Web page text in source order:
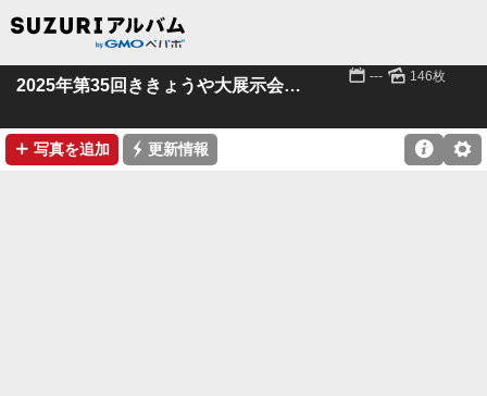
2025年第35回ききょうや大展示会 その１ 📅 --- 🌄 146枚
➕ 写真を追加 ⚡ 更新情報 ⚙
